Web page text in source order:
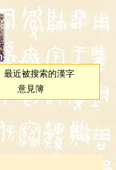
最近被搜索的漢字
意見簿